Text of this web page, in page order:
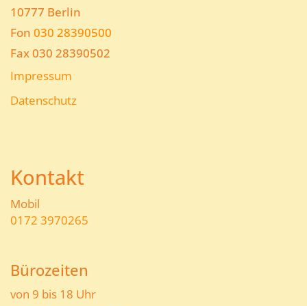
10777 Berlin
Fon 030 28390500
Fax 030 28390502
Impressum
Datenschutz
Kontakt
Mobil
0172 3970265
Bürozeiten
von 9 bis 18 Uhr